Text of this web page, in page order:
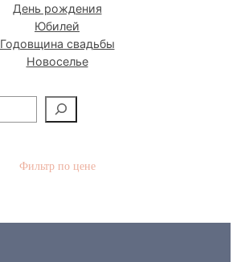
День рождения
Юбилей
Годовщина свадьбы
Новоселье
Фильтр по цене